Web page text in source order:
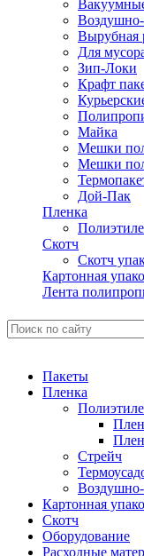
Вырубная
Для
Зип-Локи
Крафт
Майка
Мешки
Мешки
Дой-Пак
Пленка
Скотч
Скотч
Картонная
Лента
Пакеты
Пленка
Стрейч
Воздушно-
Картонная
Скотч
Оборудование
Расходные